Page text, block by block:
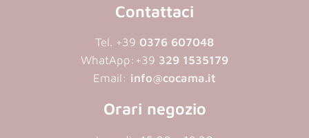
Contattaci
Tel. +39 0376 607048
WhatApp: +39 329 1535179
Email: info@cocama.it
Orari negozio